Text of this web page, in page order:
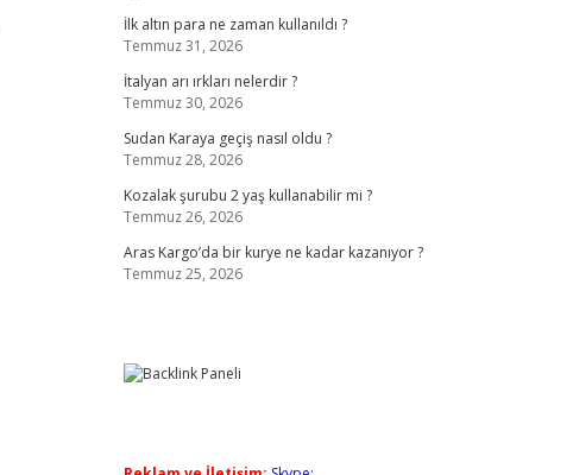
İlk altın para ne zaman kullanıldı ?
Temmuz 31, 2026
İtalyan arı ırkları nelerdir ?
Temmuz 30, 2026
Sudan Karaya geçiş nasıl oldu ?
Temmuz 28, 2026
Kozalak şurubu 2 yaş kullanabilir mi ?
Temmuz 26, 2026
Aras Kargo’da bir kurye ne kadar kazanıyor ?
Temmuz 25, 2026